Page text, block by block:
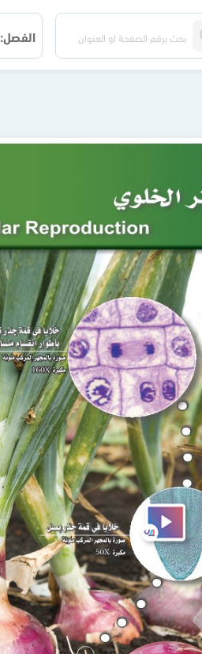
الفصل: